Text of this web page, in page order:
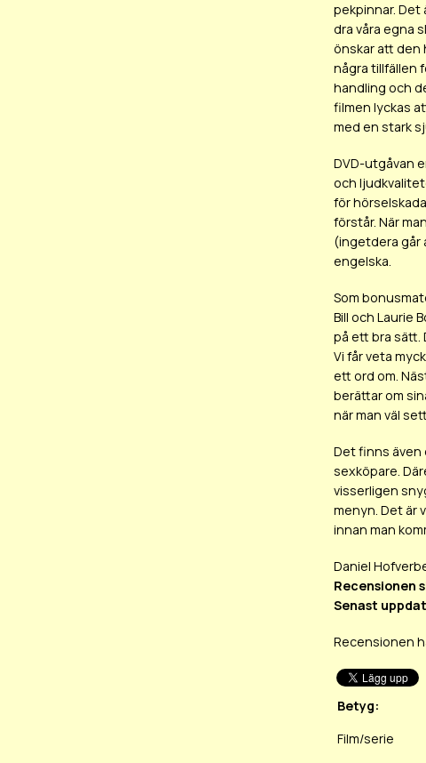
pekpinnar.
dra våra egna
önskar att den
några tillfällen
handling och
filmen lyckas
med en stark
DVD-utgåvan
och
för
förstår. När
(ingetdera går
engelska.
Som
Bill och Laurie
på ett bra sätt.
Vi får veta
ett ord om.
berättar om
när man väl
Det finns även
sexköpare.
visserligen
menyn. Det är
innan man
Daniel
Recensionen
Senast
Recensionen
Betyg:
Film/serie